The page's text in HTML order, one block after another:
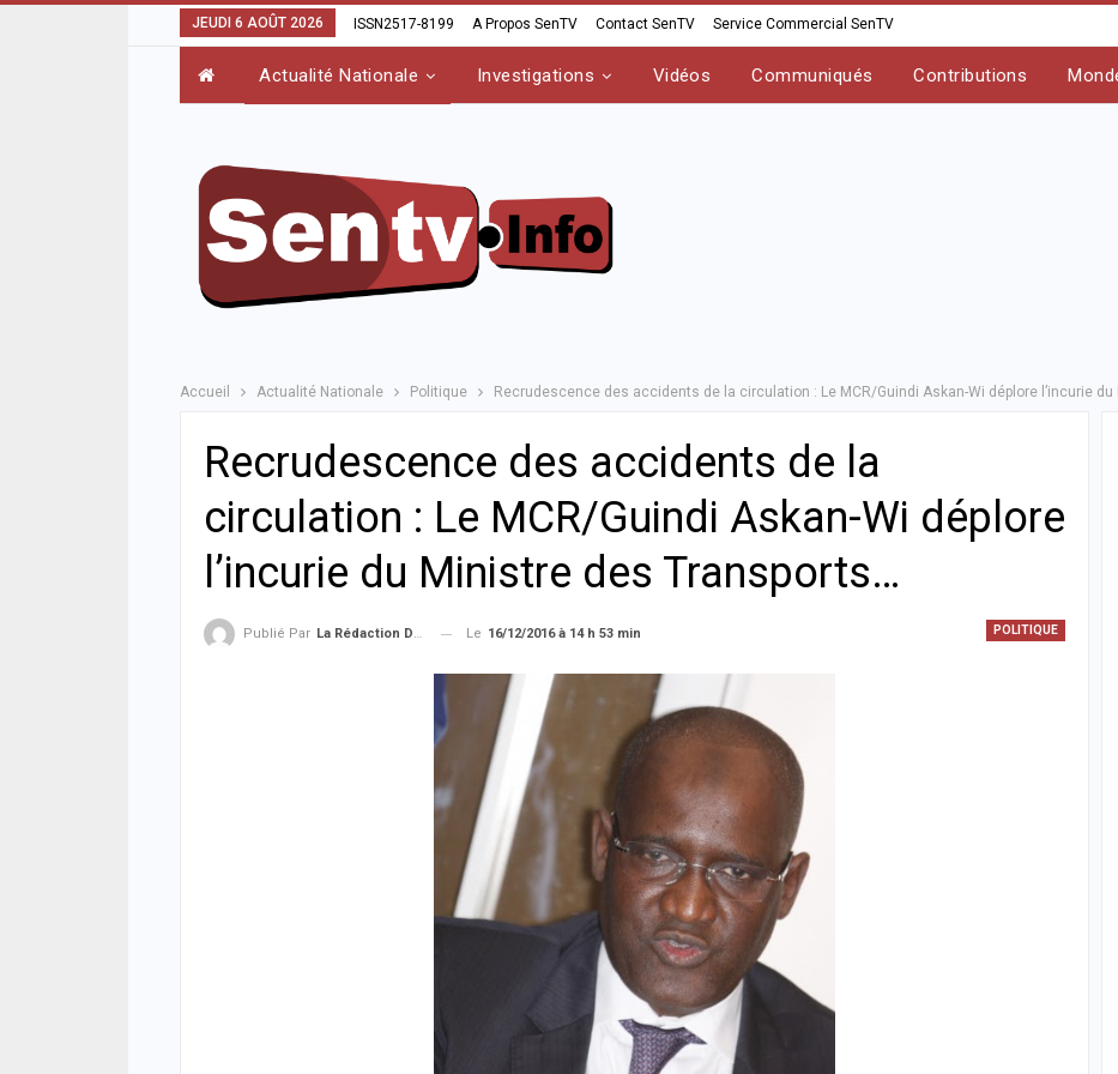
JEUDI 6 AOÛT 2026 ISSN2517-8199 A Propos SenTV Contact SenTV Service Commercial SenTV
Actualité Nationale Investigations Vidéos Communiqués Contributions
Accueil Actualité Nationale Politique Recrudescence des accidents de la circulation : Le MCR/Guindi Askan-Wi déplore l’incurie
Recrudescence des accidents de la
circulation : Le MCR/Guindi Askan-Wi déplore
l’incurie du Ministre des Transports…
POLITIQUE
Publié Par La Rédaction De La SenTV.info Le 16/12/2016 à 14 h 53 min